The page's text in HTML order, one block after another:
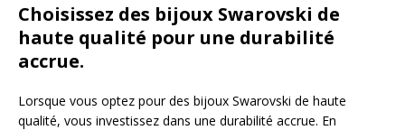
Choisissez des bijoux Swarovski de
haute qualité pour une durabilité
accrue.
Lorsque vous optez pour des bijoux Swarovski de haute
qualité, vous investissez dans une durabilité accrue. En